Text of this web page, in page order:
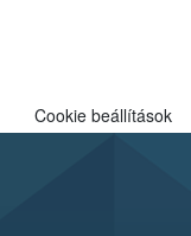
termesztésben is
Cookie beállítások